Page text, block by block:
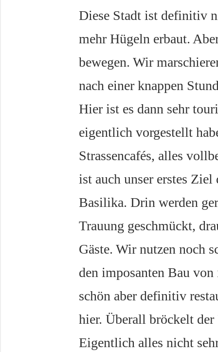
Diese Stadt ist definitiv
mehr Hügeln erbaut.
bewegen. Wir
nach einer knappen
Hier ist es dann sehr
eigentlich vorgestellt
Strassencafés, alles
ist auch unser erstes Ziel
Basilika. Drin werden
Trauung geschmückt,
Gäste. Wir nutzen noch
den imposanten Bau
schön aber definitiv
hier. Überall bröckelt
Eigentlich alles nicht